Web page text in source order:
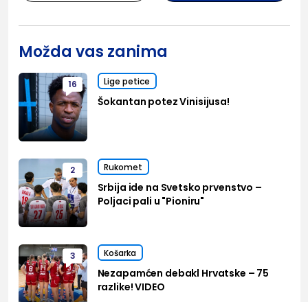
Možda vas zanima
16 Lige petice
Šokantan potez Vinisijusa!
2 Rukomet
Srbija ide na Svetsko prvenstvo –
Poljaci pali u "Pioniru"
3 Košarka
Nezapamćen debakl Hrvatske – 75
razlike! VIDEO